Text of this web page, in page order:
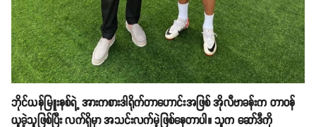
ဘိုင်ယန်မြူးနစ်ရဲ့ အားကစားဒါရိုက်တာဟောင်းအဖြစ် အိုလီဗာခန်းက တာဝန်
ယူခဲ့သူဖြစ်ပြီး လက်ရှိမှာ အသင်းလက်မဲ့ဖြစ်နေတာပါ။ သူက ဆော်ဒီကို